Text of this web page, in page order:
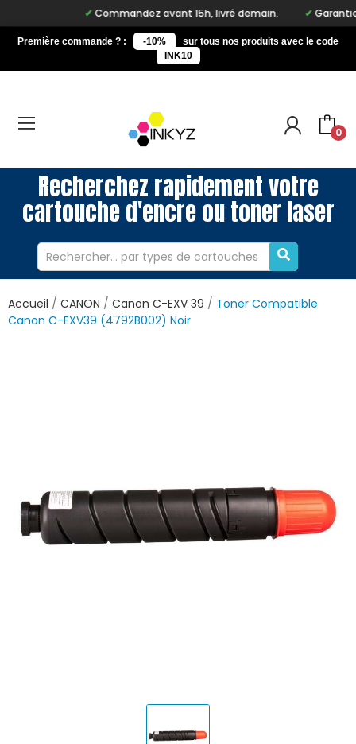
Commandez avant 15h, livré demain. Garantie
Première commande ? : -10%
sur tous nos produits avec le code
INK10
0
Recherchez rapidement votre
cartouche d'encre ou toner laser
Accueil CANON Canon C-EXV 39
Toner Compatible
Canon C-EXV39 (4792B002) Noir